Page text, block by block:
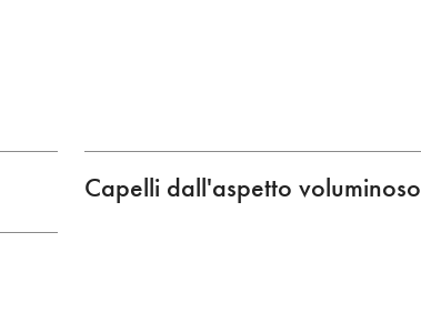
Capelli dall'aspetto voluminoso